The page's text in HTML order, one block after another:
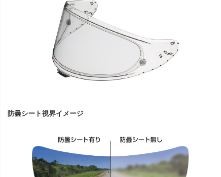
防曇シート視界イメージ